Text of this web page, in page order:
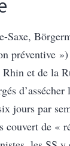
Saxe,
préventive
et de la
jours par
couvert de «